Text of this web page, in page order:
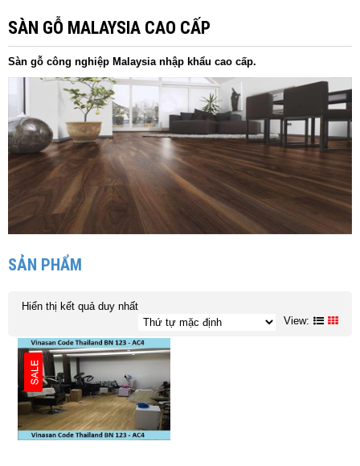
SÀN GỖ MALAYSIA CAO CẤP
Sàn gỗ công nghiệp Malaysia nhập khẩu cao cấp.
SẢN PHẨM
Hiển thị kết quả duy nhất
View: